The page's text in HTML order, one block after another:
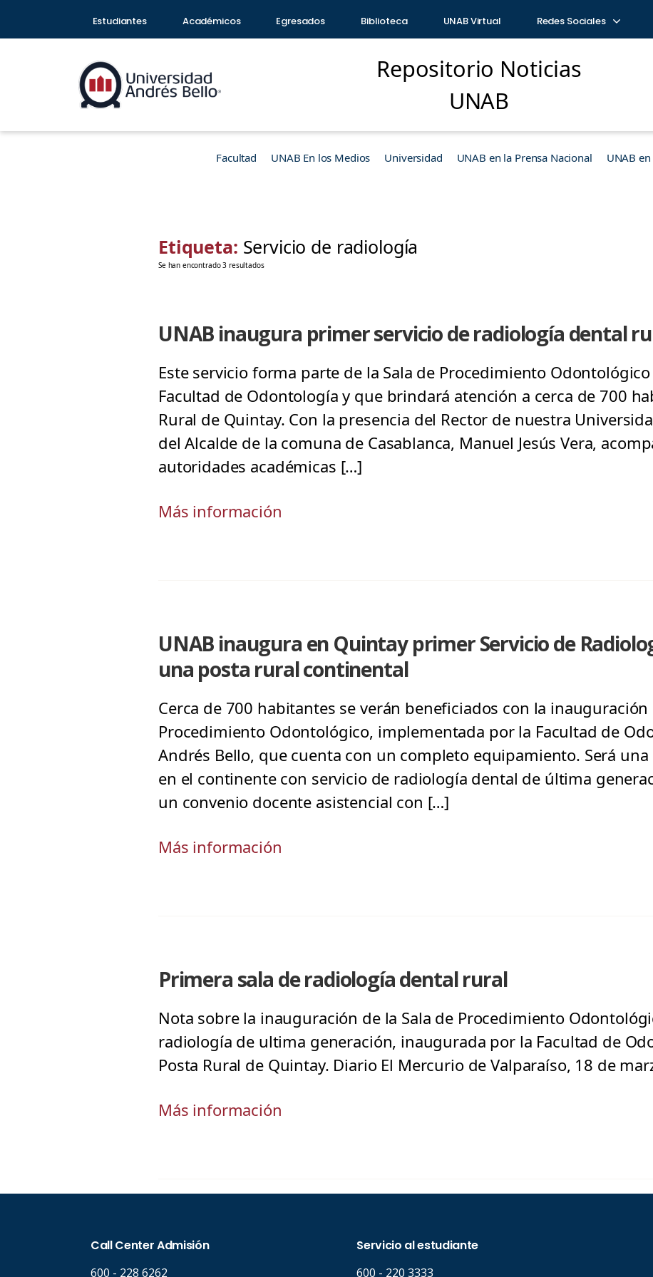
Estudiantes Académicos Egresados Biblioteca UNAB Virtual Redes Sociales
Repositorio Noticias
UNAB
Facultad UNAB En los Medios Universidad UNAB en la Prensa Nacional UNAB
Etiqueta: Servicio de radiología
Se han encontrado 3 resultados
UNAB inaugura primer servicio de radiología dental
Este servicio forma parte de la Sala de Procedimiento
Facultad de Odontología y que brindará atención a cerca de 700
Rural de Quintay. Con la presencia del Rector de nuestra
del Alcalde de la comuna de Casablanca, Manuel Jesús Vera,
autoridades académicas […]
Más información
UNAB inaugura en Quintay primer Servicio de
una posta rural continental
Cerca de 700 habitantes se verán beneficiados con la inauguración
Procedimiento Odontológico, implementada por la Facultad de
Andrés Bello, que cuenta con un completo equipamiento. Será
en el continente con servicio de radiología dental de última
un convenio docente asistencial con […]
Más información
Primera sala de radiología dental rural
Nota sobre la inauguración de la Sala de Procedimiento
radiología de ultima generación, inaugurada por la Facultad de
Posta Rural de Quintay. Diario El Mercurio de Valparaíso, 18 de
Más información